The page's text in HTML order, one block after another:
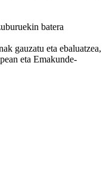
batera
gauzatu eta ebaluatzea,
eta Emakunde-